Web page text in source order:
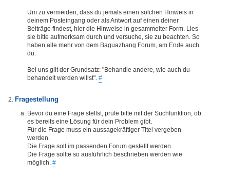
Um zu vermeiden, dass du jemals einen solchen Hinweis in
deinem Posteingang oder als Antwort auf einen deiner
Beiträge findest, hier die Hinweise in gesammelter Form. Lies
sie bitte aufmerksam durch und versuche, sie zu beachten. So
haben alle mehr von dem Baguazhang Forum, am Ende auch
du.
Bei uns gilt der Grundsatz: "Behandle andere, wie auch du
behandelt werden willst". #
Fragestellung
Bevor du eine Frage stellst, prüfe bitte mit der Suchfunktion, ob
es bereits eine Lösung für dein Problem gibt.
Für die Frage muss ein aussagekräftiger Titel vergeben
werden.
Die Frage soll im passenden Forum gestellt werden.
Die Frage sollte so ausführlich beschrieben werden wie
möglich. #